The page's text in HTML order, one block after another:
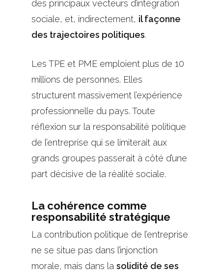
des principaux vecteurs d’intégration
sociale, et, indirectement, il façonne
des trajectoires politiques.
Les TPE et PME emploient plus de 10
millions de personnes. Elles
structurent massivement l’expérience
professionnelle du pays. Toute
réflexion sur la responsabilité politique
de l’entreprise qui se limiterait aux
grands groupes passerait à côté d’une
part décisive de la réalité sociale.
La cohérence comme
responsabilité stratégique
La contribution politique de l’entreprise
ne se situe pas dans l’injonction
morale, mais dans la solidité de ses